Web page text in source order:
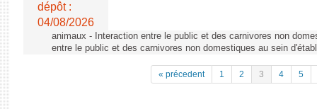
dépôt :
04/08/2026
animaux - Interaction entre le public et des carnivores non
entre le public et des carnivores non domestiques au sein
« précedent 1 2 3 4 5